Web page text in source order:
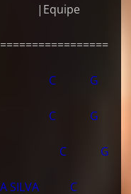
VIEL C G
C G
PAZ C G
C. DA SILVA C